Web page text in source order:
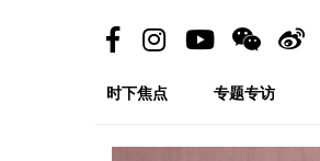
时下焦点 专题专访